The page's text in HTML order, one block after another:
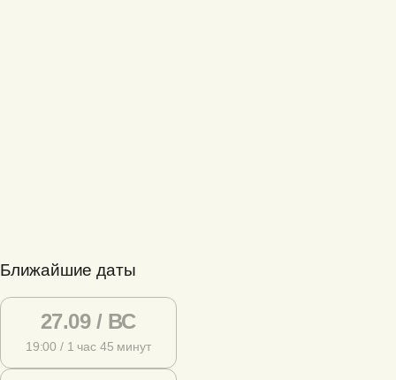
Ближайшие даты
27.09 / ВС
19:00 / 1 час 45 минут